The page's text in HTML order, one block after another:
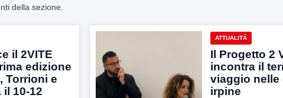
della sezione.
il 2VITE
edizione
Torrioni e
il 10-12
ATTUALITÀ
Il Progetto 2
incontra il
viaggio nelle
irpine